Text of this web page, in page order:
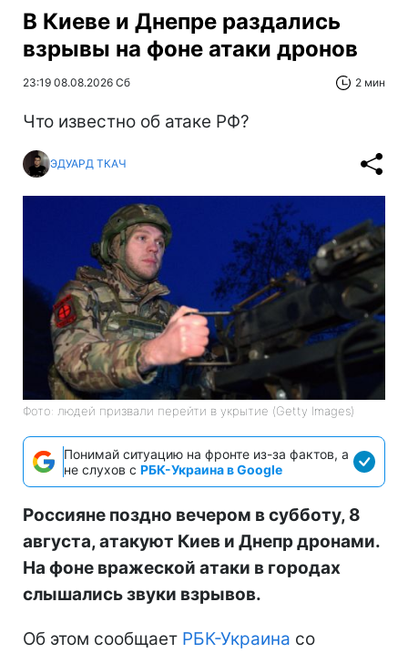
В Киеве и Днепре раздались
взрывы на фоне атаки дронов
23:19 08.08.2026 Сб 2 мин
Что известно об атаке РФ?
ЭДУАРД ТКАЧ
Фото: людей призвали перейти в укрытие (Getty Images)
Понимай ситуацию на фронте из-за фактов, а
не слухов с РБК-Украина в Google
Россияне поздно вечером в субботу, 8
августа, атакуют Киев и Днепр дронами.
На фоне вражеской атаки в городах
слышались звуки взрывов.
Об этом сообщает РБК-Украина со